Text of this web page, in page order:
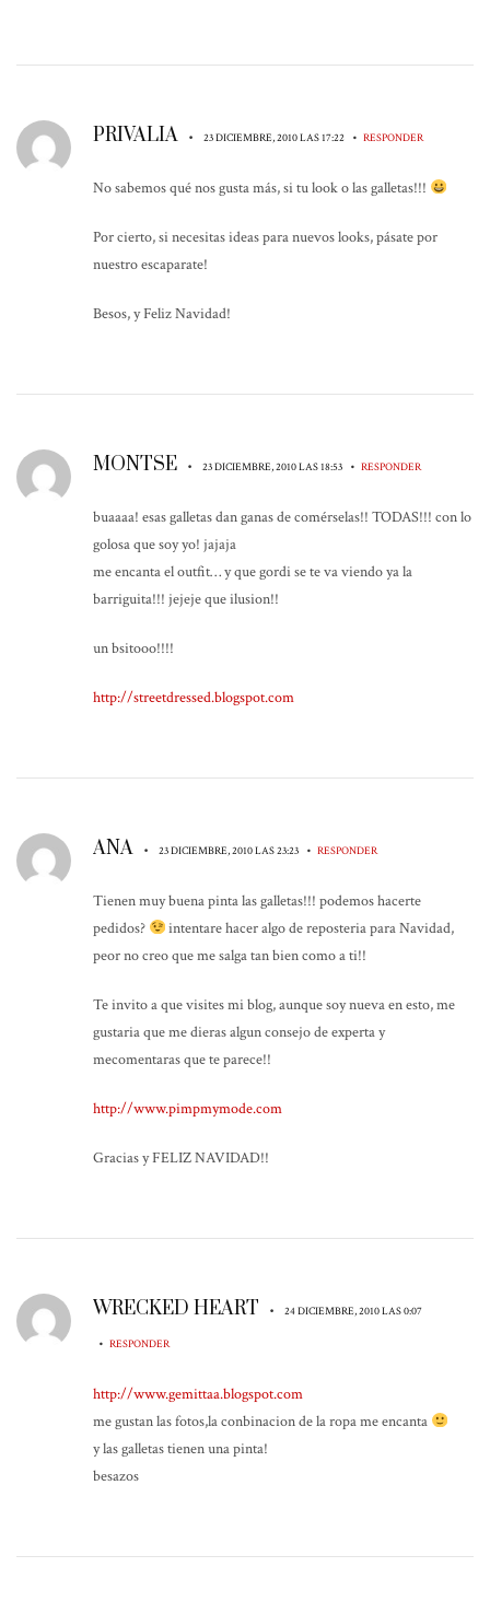
PRIVALIA • 23 DICIEMBRE, 2010 LAS 17:22 • RESPONDER
No sabemos qué nos gusta más, si tu look o las galletas!!!
Por cierto, si necesitas ideas para nuevos looks, pásate por
nuestro escaparate!
Besos, y Feliz Navidad!
MONTSE • 23 DICIEMBRE, 2010 LAS 18:53 • RESPONDER
buaaaa! esas galletas dan ganas de comérselas!! TODAS!!! con lo
golosa que soy yo! jajaja
me encanta el outfit… y que gordi se te va viendo ya la
barriguita!!! jejeje que ilusion!!
un bsitooo!!!!
http://streetdressed.blogspot.com
ANA • 23 DICIEMBRE, 2010 LAS 23:23 • RESPONDER
Tienen muy buena pinta las galletas!!! podemos hacerte
pedidos?
intentare hacer algo de reposteria para Navidad,
peor no creo que me salga tan bien como a ti!!
Te invito a que visites mi blog, aunque soy nueva en esto, me
gustaria que me dieras algun consejo de experta y
mecomentaras que te parece!!
http://www.pimpmymode.com
Gracias y FELIZ NAVIDAD!!
WRECKED HEART • 24 DICIEMBRE, 2010 LAS 0:07
• RESPONDER
http://www.gemittaa.blogspot.com
me gustan las fotos,la conbinacion de la ropa me encanta
y las galletas tienen una pinta!
besazos